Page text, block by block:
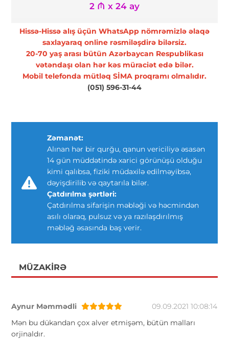
2 ₼ x 24 ay
Hissə-Hissə alış üçün WhatsApp nömrəmizlə əlaqə
saxlayaraq online rəsmiləşdirə bilərsiz.
20-70 yaş arası bütün Azərbaycan Respublikası
vətəndaşı olan hər kəs müraciət edə bilər.
Mobil telefonda mütləq SİMA proqramı olmalıdır.
(051) 596-31-44
Zəmanət:
Alınan hər bir qurğu, qanun vericiliyə əsasən
14 gün müddətində xarici görünüşü olduğu
kimi qalıbsa, fiziki müdaxilə edilməyibsə,
dəyişdirilib və qaytarıla bilər.
Çatdırılma şərtləri:
Çatdırılma sifarişin məbləği və həcmindən
asılı olaraq, pulsuz və ya razılaşdırılmış
məbləğ əsasında baş verir.
MÜZAKIRƏ
Aynur Məmmədli
09.09.2021 10:08:14
Mən bu dükandan çox alver etmişəm, bütün malları
orjinaldır.